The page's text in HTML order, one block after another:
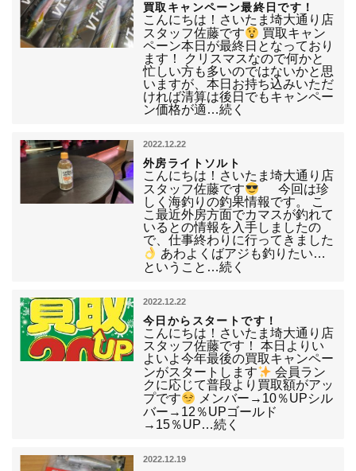
買取キャンペーン最終日です！
こんにちは！さいたま埼大通り店
スタッフ佐藤です
買取キャン
ペーン本日が最終日となっており
ます！ クリスマスなので何かと
忙しい方も多いのではないかと思
いますが、本日お持ち込みいただ
ければ清算は後日でもキャンペー
ン価格が適…続く
2022.12.22
外房ライトソルト
こんにちは！さいたま埼大通り店
スタッフ佐藤です
今回は珍
しく海釣りの釣果情報です。 こ
こ最近外房方面でカマスが釣れて
いるとの情報を入手しましたの
で、仕事終わりに行ってきました
あわよくばアジも釣りたい…
ということ…続く
2022.12.22
今日からスタートです！
こんにちは！さいたま埼大通り店
スタッフ佐藤です！ 本日よりい
よいよ今年最後の買取キャンペー
ンがスタートします
会員ラン
クに応じて普段より買取額がアッ
プです
メンバー→10％UPシル
バー→12％UPゴールド
→15％UP…続く
2022.12.19